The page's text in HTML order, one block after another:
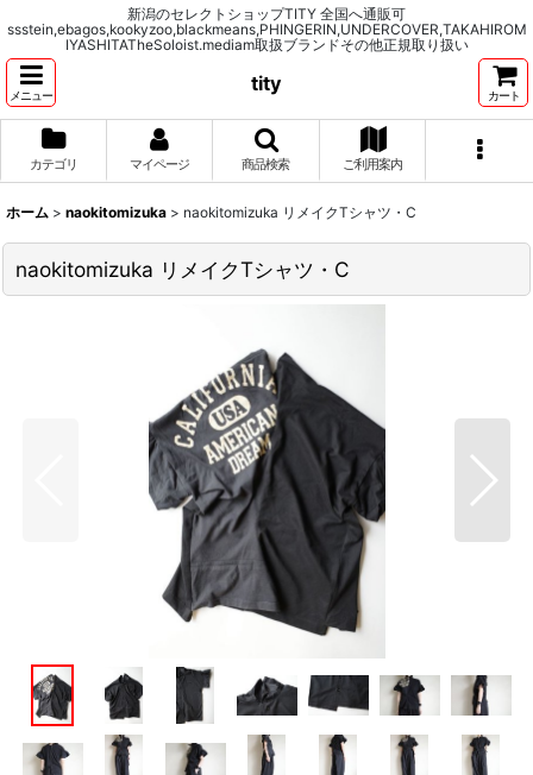
新潟のセレクトショップTITY 全国へ通販可
ssstein,ebagos,kookyzoo,blackmeans,PHINGERIN,UNDERCOVER,TAKAHIROM
IYASHITATheSoloist.mediam取扱ブランドその他正規取り扱い
メニュー
tity
カート
カテゴリ マイページ 商品検索 ご利用案内
ホーム > naokitomizuka > naokitomizuka リメイクTシャツ・C
naokitomizuka リメイクTシャツ・C